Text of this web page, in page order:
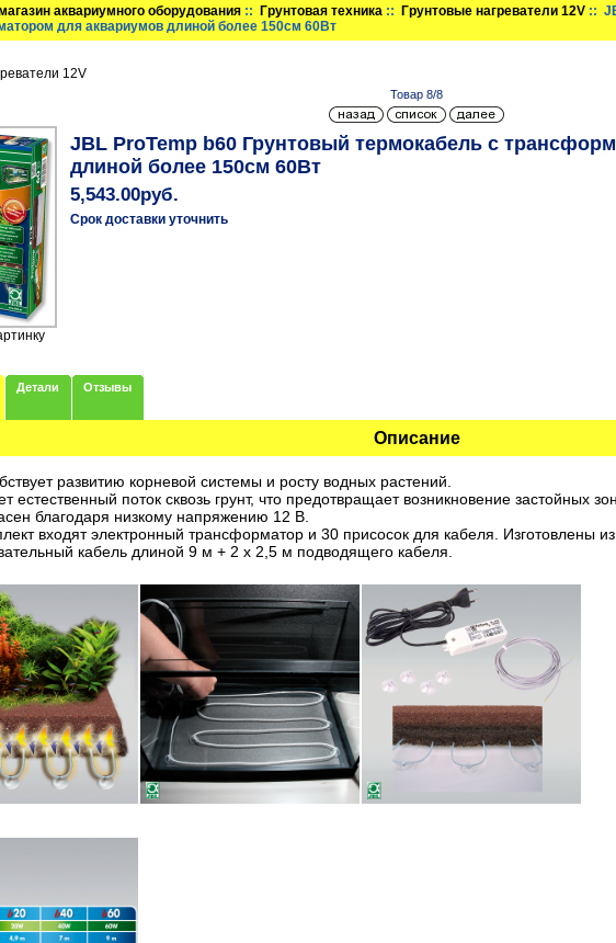
аквариумного оборудования :: Грунтовая техника :: Грунтовые нагреватели 12V ::
для аквариумов длиной более 150см 60Вт
12V
Товар 8/8
JBL ProTemp b60 Грунтовый термокабель с
длиной более 150см 60Вт
5,543.00руб.
Срок доставки уточнить
Детали Отзывы
Описание
развитию корневой системы и росту водных растений.
естественный поток сквозь грунт, что предотвращает возникновение застойных зон.
благодаря низкому напряжению 12 В.
входят электронный трансформатор и 30 присосок для кабеля. Изготовлены
кабель длиной 9 м + 2 x 2,5 м подводящего кабеля